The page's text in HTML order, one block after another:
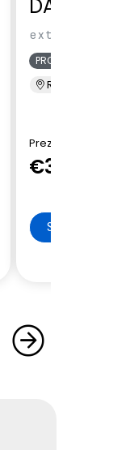
DACIA
extreme
PRONTA CONSEGNA
Renord Sesto S.
Prezzo di Listino
€32.650
SCHEDA